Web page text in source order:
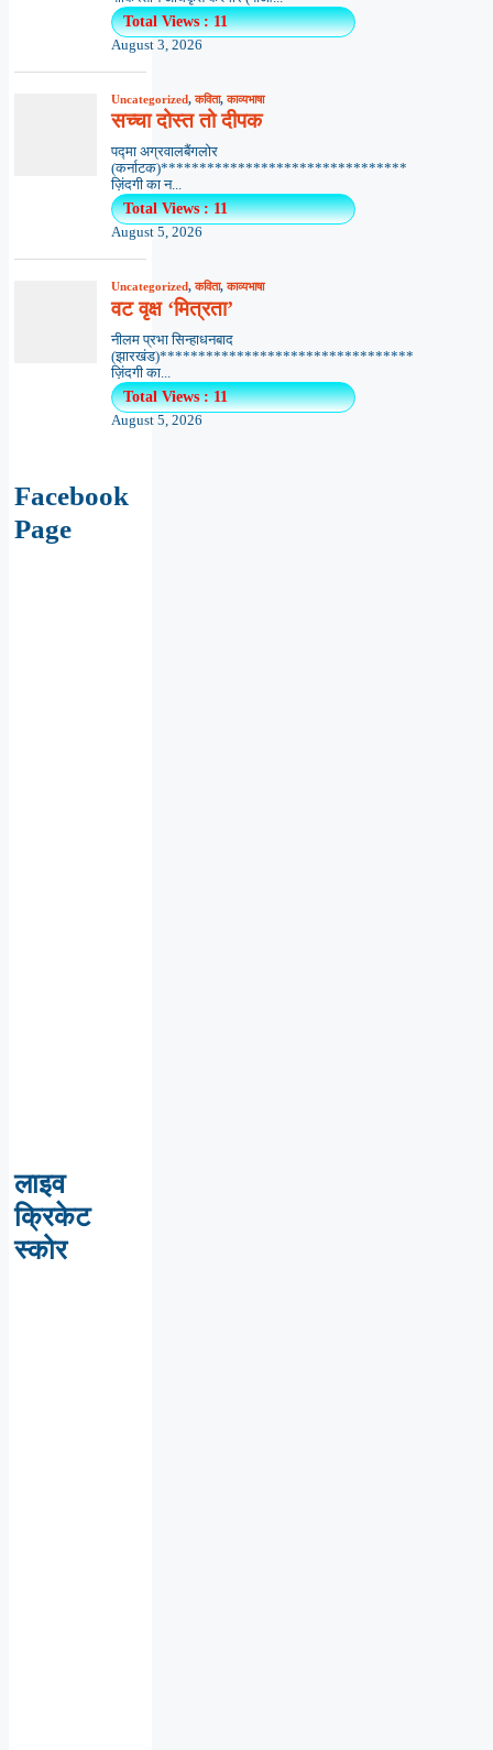
Total Views : 11
August 3, 2026
Uncategorized,कविता,काव्यभाषा
सच्चा दोस्त तो दीपक
पद्मा अग्रवालबैंगलोर
(कर्नाटक)********************************
ज़िंदगी का न...
Total Views : 11
August 5, 2026
Uncategorized,कविता,काव्यभाषा
वट वृक्ष ‘मित्रता’
नीलम प्रभा सिन्हाधनबाद
(झारखंड)*********************************
ज़िंदगी का...
Total Views : 11
August 5, 2026
Facebook
Page
लाइव
क्रिकेट
स्कोर